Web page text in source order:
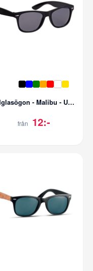
Solglasögon - Malibu - UV400
från 12:-